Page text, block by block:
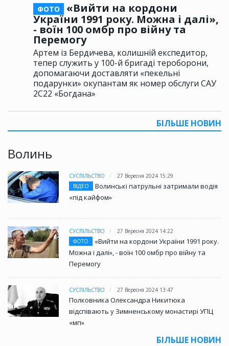
ФОТО
«Вийти на кордони
України 1991 року. Можна і далі»,
- воїн 100 омбр про війну та
Перемогу
Артем із Бердичева, колишній експедитор,
тепер служить у 100-й бригаді тероборони,
допомагаючи доставляти «пекельні
подарунки» окупантам як номер обслуги САУ
2С22 «Богдана»
БІЛЬШЕ НОВИН
Волинь
СУСПІЛЬСТВО
27 Вересня 2024 15:29
ВІДЕО
Волинські патрульні затримали водія
«під кайфом»
СУСПІЛЬСТВО
27 Вересня 2024 14:22
ФОТО
«Вийти на кордони України 1991 року.
Можна і далі», - воїн 100 омбр про війну та
Перемогу
СУСПІЛЬСТВО 27 Вересня 2024 13:47
Полковника Олександра Никитюка
відспівають у Зимненському монастирі УПЦ
«мп»
БІЛЬШЕ НОВИН